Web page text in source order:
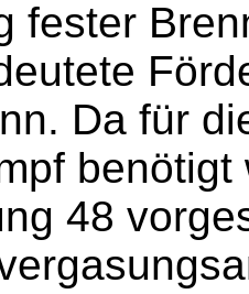
fester
Da für
48